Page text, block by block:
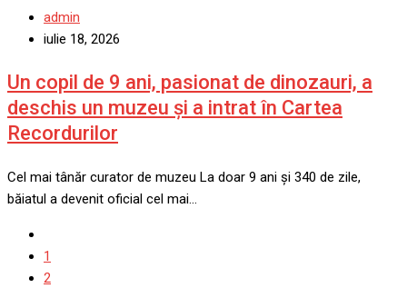
admin
iulie 18, 2026
Un copil de 9 ani, pasionat de dinozauri, a
deschis un muzeu și a intrat în Cartea
Recordurilor
Cel mai tânăr curator de muzeu La doar 9 ani și 340 de zile,
băiatul a devenit oficial cel mai…
1
2